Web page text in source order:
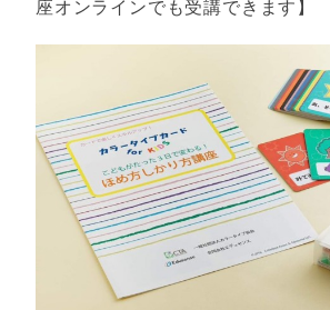
座オンラインでも受講できます】